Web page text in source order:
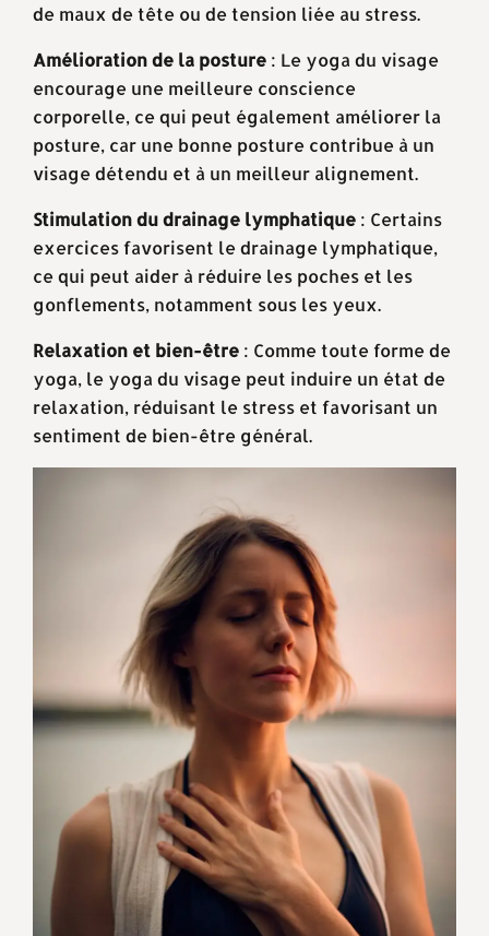
de maux de tête ou de tension liée au stress.
Amélioration de la posture : Le yoga du visage
encourage une meilleure conscience
corporelle, ce qui peut également améliorer la
posture, car une bonne posture contribue à un
visage détendu et à un meilleur alignement.
Stimulation du drainage lymphatique : Certains
exercices favorisent le drainage lymphatique,
ce qui peut aider à réduire les poches et les
gonflements, notamment sous les yeux.
Relaxation et bien-être : Comme toute forme de
yoga, le yoga du visage peut induire un état de
relaxation, réduisant le stress et favorisant un
sentiment de bien-être général.